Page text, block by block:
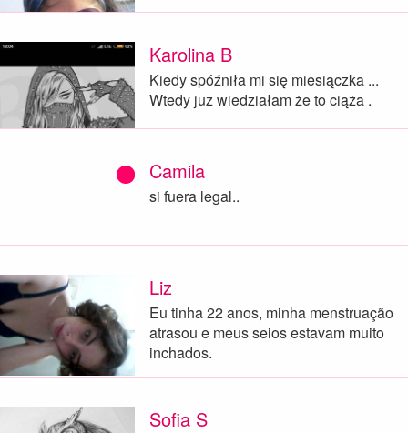
Karolina B
Kiedy spóźniła mi się miesiączka ...
Wtedy juz wiedziałam że to ciąża .
Camila
si fuera legal..
Liz
Eu tinha 22 anos, minha menstruação
atrasou e meus seios estavam muito
inchados.
Sofia S